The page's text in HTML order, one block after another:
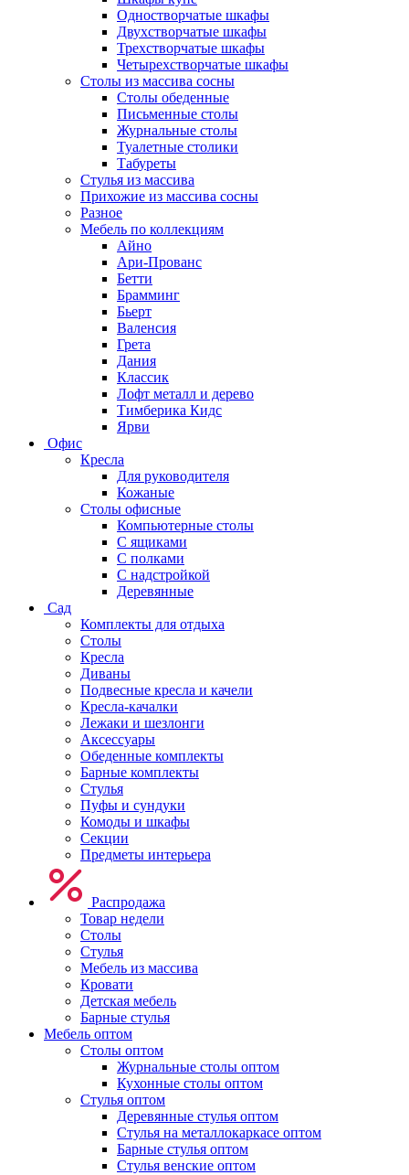
Одностворчатые шкафы
Двухстворчатые шкафы
Трехстворчатые шкафы
Четырехстворчатые шкафы
Столы из массива сосны
Столы обеденные
Письменные столы
Журнальные столы
Туалетные столики
Табуреты
Стулья из массива
Прихожие из массива сосны
Разное
Мебель по коллекциям
Айно
Ари-Прованс
Бетти
Брамминг
Бьерт
Валенсия
Грета
Дания
Классик
Лофт металл и дерево
Тимберика Кидс
Ярви
Офис
Кресла
Для руководителя
Кожаные
Столы офисные
Компьютерные столы
С ящиками
С полками
С надстройкой
Деревянные
Сад
Комплекты для отдыха
Столы
Кресла
Диваны
Подвесные кресла и качели
Кресла-качалки
Лежаки и шезлонги
Аксессуары
Обеденные комплекты
Барные комплекты
Стулья
Пуфы и сундуки
Комоды и шкафы
Секции
Предметы интерьера
Распродажа
Товар недели
Столы
Стулья
Мебель из массива
Кровати
Детская мебель
Барные стулья
Мебель оптом
Столы оптом
Журнальные столы оптом
Кухонные столы оптом
Стулья оптом
Деревянные стулья оптом
Стулья на металлокаркасе оптом
Барные стулья оптом
Стулья венские оптом